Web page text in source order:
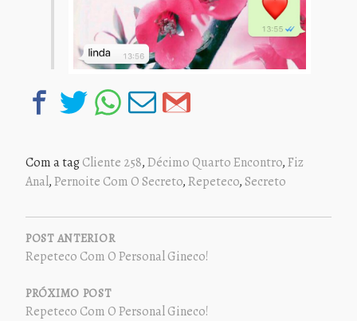
Com a tagCliente 258,Décimo Quarto Encontro,Fiz
Anal,Pernoite Com O Secreto,Repeteco,Secreto
NAVEGAÇÃO
DE
POST
POST ANTERIOR
Repeteco Com O Personal Gineco!
PRÓXIMO POST
Repeteco Com O Personal Gineco!